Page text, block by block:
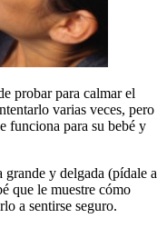
probar para calmar el
varias veces, pero
funciona para su bebé y
grande y delgada (pídale a
que le muestre cómo
a sentirse seguro.